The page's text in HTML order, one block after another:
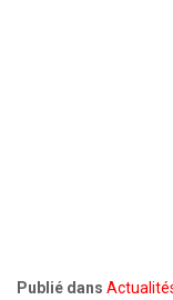
Publié dans